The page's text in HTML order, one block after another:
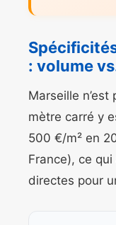
: volume
Marseille
mètre carré y
500 €/m² en
France), ce
directes pour